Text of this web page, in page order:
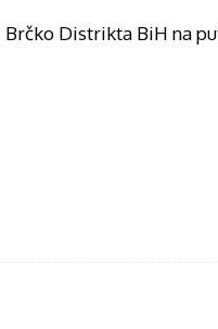
Distrikta BiH na